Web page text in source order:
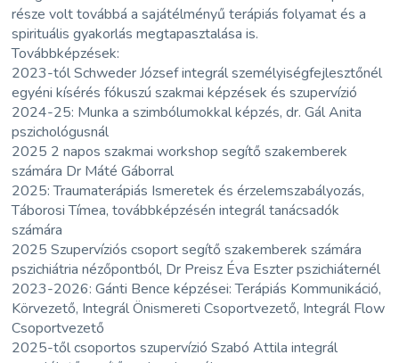
része volt továbbá a sajátélményű terápiás folyamat és a
spirituális gyakorlás megtapasztalása is.
Továbbképzések:
2023-tól Schweder József integrál személyiségfejlesztőnél
egyéni kísérés fókuszú szakmai képzések és szupervízió
2024-25: Munka a szimbólumokkal képzés, dr. Gál Anita
pszichológusnál
2025 2 napos szakmai workshop segítő szakemberek
számára Dr Máté Gáborral
2025: Traumaterápiás Ismeretek és érzelemszabályozás,
Táborosi Tímea, továbbképzésén integrál tanácsadók
számára
2025 Szupervíziós csoport segítő szakemberek számára
pszichiátria nézőpontból, Dr Preisz Éva Eszter pszichiáternél
2023-2026: Gánti Bence képzései: Terápiás Kommunikáció,
Körvezető, Integrál Önismereti Csoportvezető, Integrál Flow
Csoportvezető
2025-től csoportos szupervízió Szabó Attila integrál